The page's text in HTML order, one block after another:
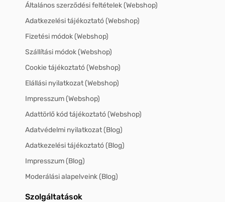
Általános szerződési feltételek (Webshop)
Adatkezelési tájékoztató (Webshop)
Fizetési módok (Webshop)
Szállítási módok (Webshop)
Cookie tájékoztató (Webshop)
Elállási nyilatkozat (Webshop)
Impresszum (Webshop)
Adattörlő kód tájékoztató (Webshop)
Adatvédelmi nyilatkozat (Blog)
Adatkezelési tájékoztató (Blog)
Impresszum (Blog)
Moderálási alapelveink (Blog)
Szolgáltatások